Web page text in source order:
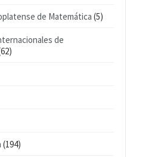
de Matemática (5)
de
(194)